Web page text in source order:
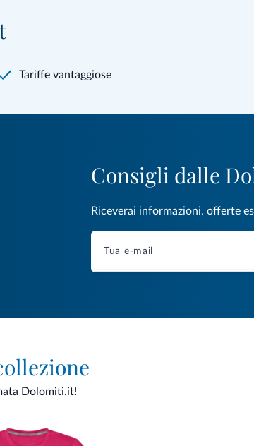
Tariffe vantaggiose
Consigli dalle
Riceverai informazioni, offerte
Dolomiti.it!